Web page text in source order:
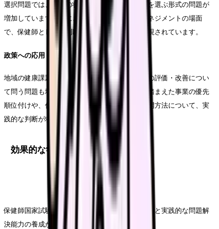
選択問題では、複数の状況設定から最適な対応を選ぶ形式の問題が
増加しています。特に、多職種連携やケースマネジメントの場面
で、保健師としての判断と行動を問う問題が重視されています。
政策への応用
地域の健康課題に対する施策立案や、既存事業の評価・改善につい
て問う問題も増えています。特に、地域特性を踏まえた事業の優先
順位付けや、住民参加型の健康づくり活動の展開方法について、実
践的な判断が求められます。
効果的な学習方法
保健師国家試験の合格には、体系的な知識の習得と実践的な問題解
決能力の養成が不可欠です。